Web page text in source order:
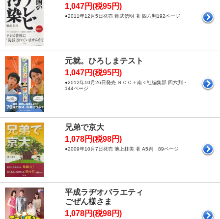
1,047円(税95円)
●2011年12月5日発売 難武信明 著 四六判192ページ
元就。ひろしまテスト
1,047円(税95円)
●2012年10月26日発売 ＲＣＣ＋南々社編集部 四六判・
144ページ
兄弟で京大
1,078円(税98円)
●2009年10月7日発売 池上桂美 著 A5判 89ページ
平成ラヂオバラエティ
ごぜん様さま
1,078円(税98円)